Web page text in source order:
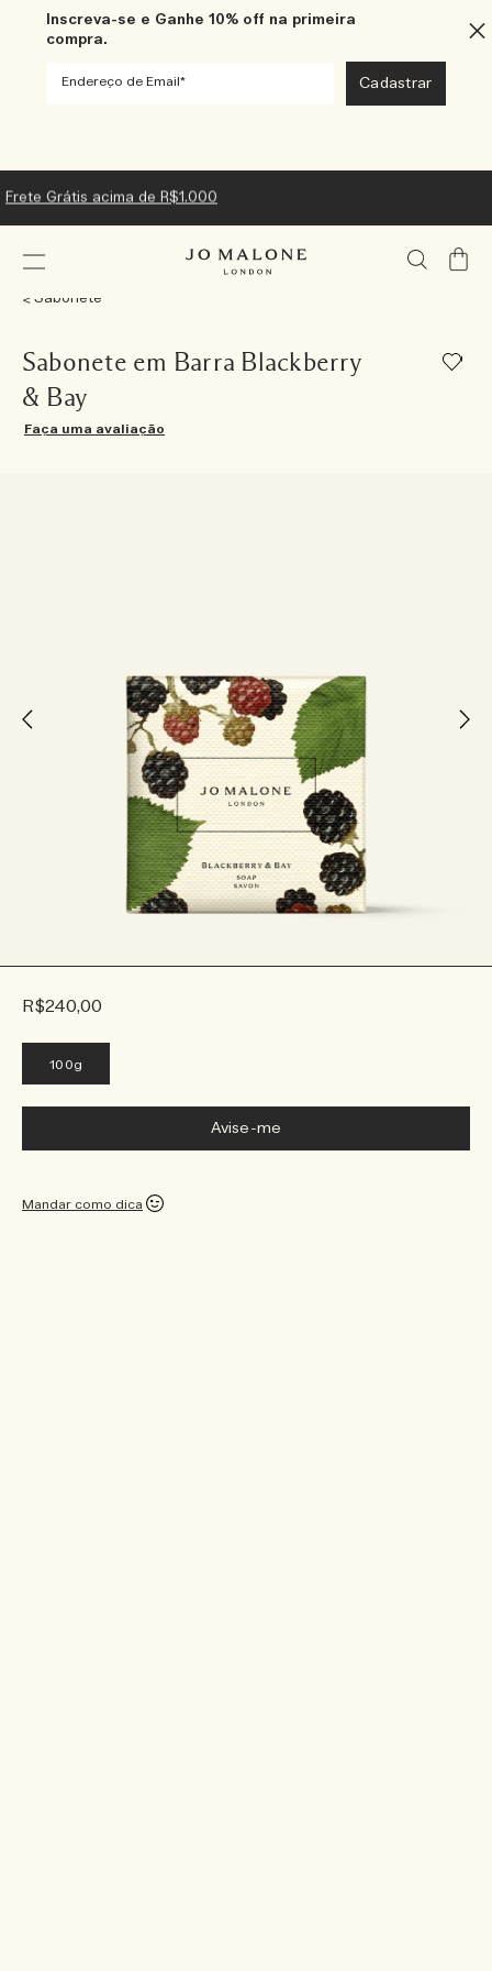
Inscreva-se e Ganhe 10% off na primeira
compra.
Frete Grátis acima de R$1.000
Meu
Sabonete
Sabonete em Barra Blackberry
& Bay
Faça uma avaliação
R$240,00
100g
Avise-me
Mandar como dica